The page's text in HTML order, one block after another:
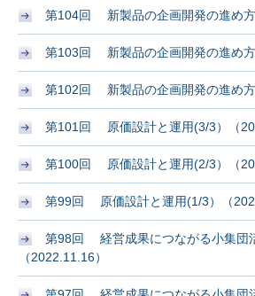
第104回 新製品の企画開発の進め方
第103回 新製品の企画開発の進め方
第102回 新製品の企画開発の進め方
第101回 原価設計と運用(3/3）（
第100回 原価設計と運用(2/3）（
第99回 原価設計と運用(1/3）（
第98回 経営成果につながる小集団
（2022.11.16）